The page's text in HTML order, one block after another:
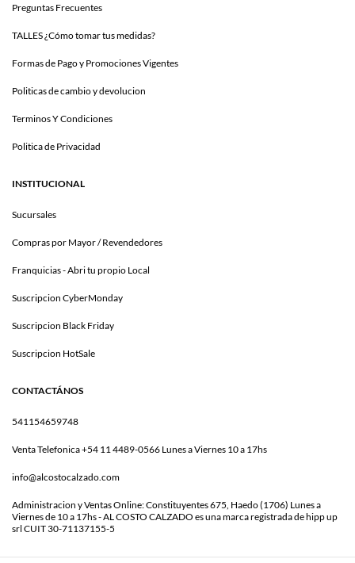
Preguntas Frecuentes
TALLES ¿Cómo tomar tus medidas?
Formas de Pago y Promociones Vigentes
Politicas de cambio y devolucion
Terminos Y Condiciones
Politica de Privacidad
INSTITUCIONAL
Sucursales
Compras por Mayor / Revendedores
Franquicias - Abri tu propio Local
Suscripcion CyberMonday
Suscripcion Black Friday
Suscripcion HotSale
CONTACTÁNOS
541154659748
Venta Telefonica +54 11 4489-0566 Lunes a Viernes 10 a 17hs
info@alcostocalzado.com
Administracion y Ventas Online: Constituyentes 675, Haedo (1706) Lunes a
Viernes de 10 a 17hs - AL COSTO CALZADO es una marca registrada de hipp up
srl CUIT 30-71137155-5